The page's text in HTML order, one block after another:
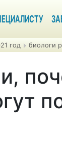
год биологи